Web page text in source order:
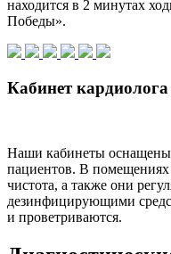
находится в 2 минутах
Победы».
Кабинет кардиолога
Наши кабинеты
пациентов. В помещениях
чистота, а также они
дезинфицирующими
и проветриваются.